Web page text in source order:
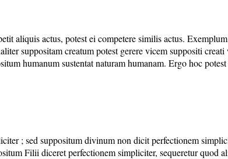
aliquis actus, potest ei competere similis actus.
suppositam creatum potest gerere vicem suppositi
humanum sustentat naturam humanam. Ergo hoc
; sed suppositum divinum non dicit perfectionem
Filii diceret perfectionem simpliciter, sequeretur quod